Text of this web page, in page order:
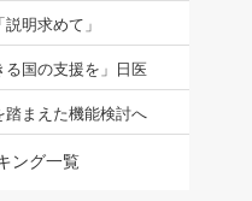
明求めて」
る国の支援を」日医
踏まえた機能検討へ
ング一覧